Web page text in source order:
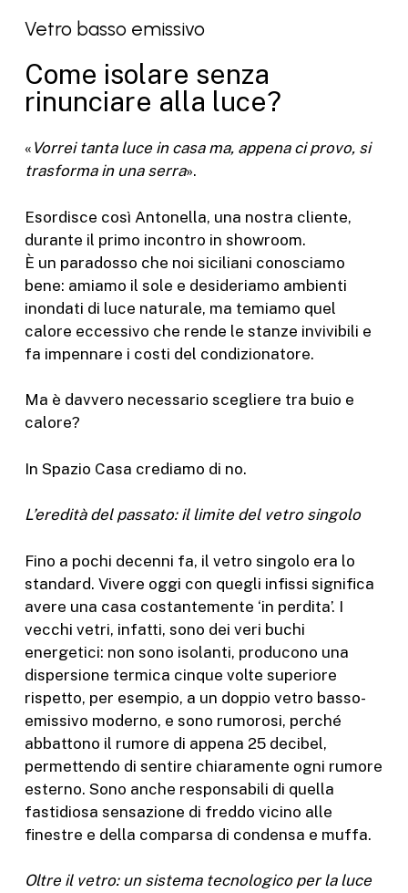
Vetro basso emissivo
Come isolare senza
rinunciare alla luce?
« Vorrei tanta luce in casa ma, appena ci provo, si
trasforma in una serra».
Esordisce così Antonella, una nostra cliente,
durante il primo incontro in showroom.
È un paradosso che noi siciliani conosciamo
bene: amiamo il sole e desideriamo ambienti
inondati di luce naturale, ma temiamo quel
calore eccessivo che rende le stanze invivibili e
fa impennare i costi del condizionatore.
Ma è davvero necessario scegliere tra buio e
calore?
In Spazio Casa crediamo di no.
L’eredità del passato: il limite del vetro singolo
Fino a pochi decenni fa, il vetro singolo era lo
standard. Vivere oggi con quegli infissi significa
avere una casa costantemente ‘in perdita’. I
vecchi vetri, infatti, sono dei veri buchi
energetici: non sono isolanti, producono una
dispersione termica cinque volte superiore
rispetto, per esempio, a un doppio vetro basso-
emissivo moderno, e sono rumorosi, perché
abbattono il rumore di appena 25 decibel,
permettendo di sentire chiaramente ogni rumore
esterno. Sono anche responsabili di quella
fastidiosa sensazione di freddo vicino alle
finestre e della comparsa di condensa e muffa.
Oltre il vetro: un sistema tecnologico per la luce